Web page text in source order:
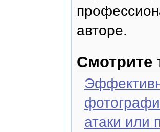
авторе.
Смотрите
атаки или